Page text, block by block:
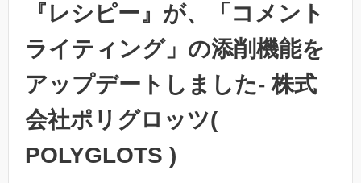
『レシピー』が、「コメント
ライティング」の添削機能を
アップデートしました- 株式
会社ポリグロッツ(
POLYGLOTS )